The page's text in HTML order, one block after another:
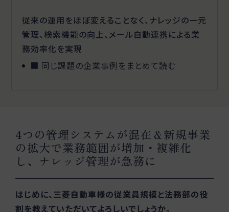
従来の運用をほぼ変えることなく、ナレッジの一元
管理、検索機能の向上、メール自動連携による業
務効率化を実現
■ 同じ課題の企業事例をまとめて読む
4つの管理システムが混在＆新規事業
の拡大で業務範囲が増加・複雑化
し、ナレッジ管理が急務に
はじめに、三菱自動車様の従業員規模と法務部の役
割を教えていただいてよろしいでしょうか。